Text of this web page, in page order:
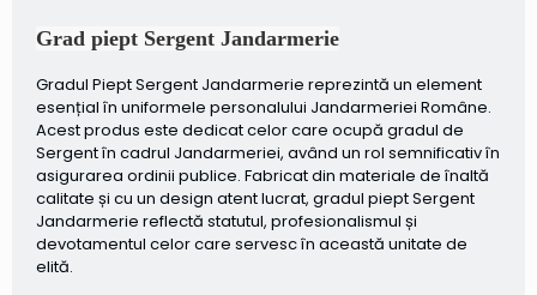
Grad piept Sergent Jandarmerie
Gradul Piept Sergent Jandarmerie reprezintă un element
esențial în uniformele personalului Jandarmeriei Române.
Acest produs este dedicat celor care ocupă gradul de
Sergent în cadrul Jandarmeriei, având un rol semnificativ în
asigurarea ordinii publice. Fabricat din materiale de înaltă
calitate și cu un design atent lucrat, gradul piept Sergent
Jandarmerie reflectă statutul, profesionalismul și
devotamentul celor care servesc în această unitate de
elită.